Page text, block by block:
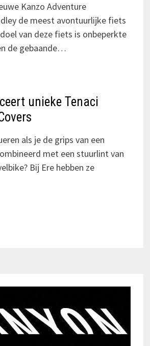
Kanzo Adventure
de meest avontuurlijke fiets
van deze fiets is onbeperkte
de gebaande…
unieke Tenaci
als je de grips van een
met een stuurlint van
Bij Ere hebben ze